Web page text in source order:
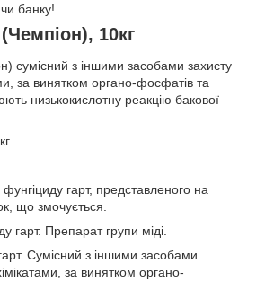
банку!
10кг
сумісний з іншими засобами захисту
за винятком органо-фосфатів та
низькокислотну реакцію бакової
гарт, представленого на
що змочується.
гарт. Препарат групи міді.
Сумісний з іншими засобами
за винятком органо-